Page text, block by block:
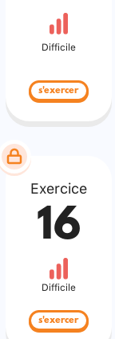
Difficile
s'exercer
Exercice
16
Difficile
s'exercer